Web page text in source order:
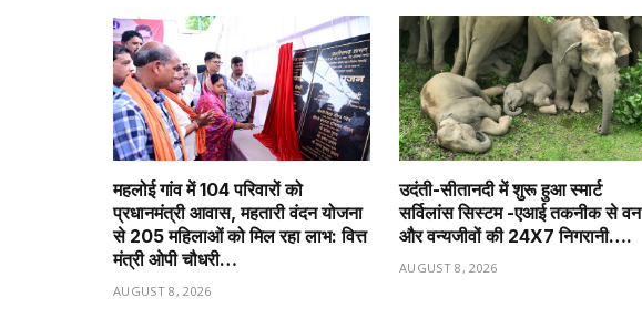
महलोई गांव में 104 परिवारों को
प्रधानमंत्री आवास, महतारी वंदन योजना
से 205 महिलाओं को मिल रहा लाभ: वित्त
मंत्री ओपी चौधरी…
AUGUST 8, 2026
उदंती-सीतानदी में शुरू हुआ स्मार्ट
सर्विलांस सिस्टम -एआई तकनीक से वन
और वन्यजीवों की 24X7 निगरानी….
AUGUST 8, 2026